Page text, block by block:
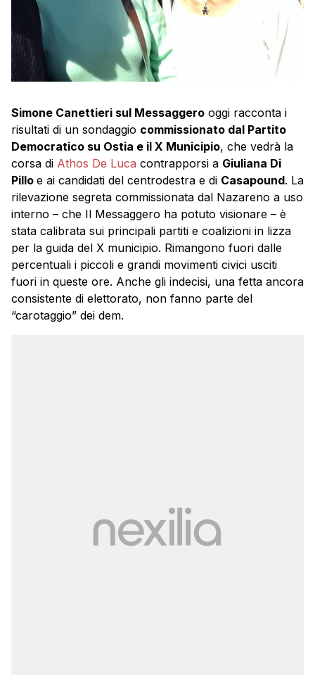
Simone Canettieri sul Messaggero oggi racconta i
risultati di un sondaggio commissionato dal Partito
Democratico su Ostia e il X Municipio, che vedrà la
corsa di Athos De Luca contrapporsi a Giuliana Di
Pillo e ai candidati del centrodestra e di Casapound. La
rilevazione segreta commissionata dal Nazareno a uso
interno – che Il Messaggero ha potuto visionare – è
stata calibrata sui principali partiti e coalizioni in lizza
per la guida del X municipio. Rimangono fuori dalle
percentuali i piccoli e grandi movimenti civici usciti
fuori in queste ore. Anche gli indecisi, una fetta ancora
consistente di elettorato, non fanno parte del
“carotaggio” dei dem.